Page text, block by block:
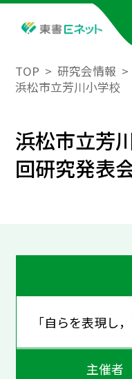
TOP 研究会情報
浜松市立芳川小学校
浜松市立芳
回研究発表
「自らを表現し
主催者